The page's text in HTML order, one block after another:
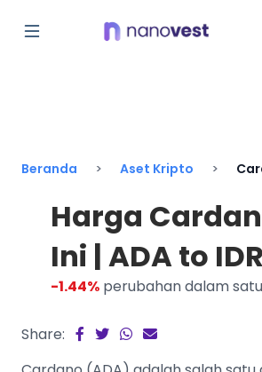
Beranda Aset Kripto
Harga
Ini | ADA to
-1.44% perubahan dalam
Share: